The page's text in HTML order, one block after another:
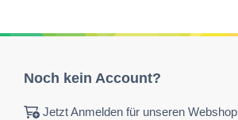
Noch kein Account?
Jetzt Anmelden für unseren Webshop